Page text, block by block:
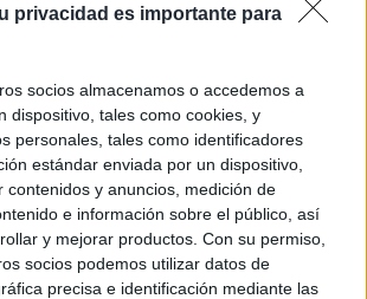
privacidad es importante para
socios almacenamos o accedemos a
dispositivo, tales como cookies, y
personales, tales como identificadores
estándar enviada por un dispositivo,
contenidos y anuncios, medición de
e información sobre el público, así
y mejorar productos. Con su permiso,
socios podemos utilizar datos de
precisa e identificación mediante las